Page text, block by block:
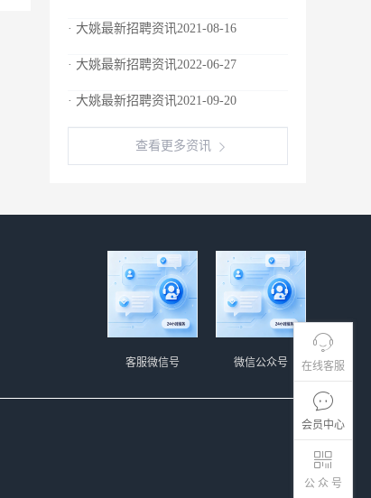
在线客服
会员中心
公 众 号
· 大姚最新招聘资讯2021-08-16
· 大姚最新招聘资讯2022-06-27
· 大姚最新招聘资讯2021-09-20
查看更多资讯
微信公众号
客服微信号